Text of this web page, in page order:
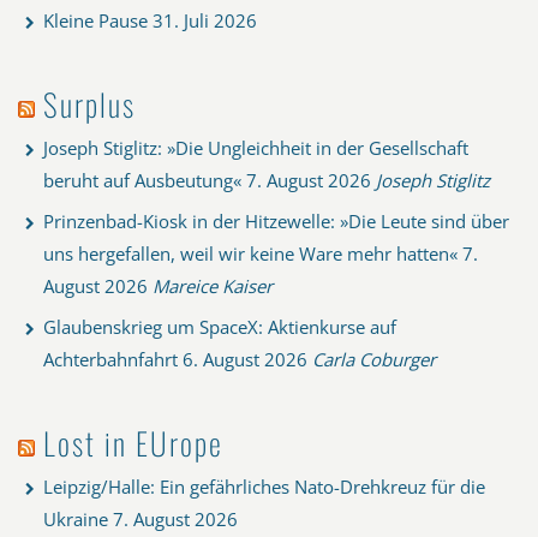
Kleine Pause 31. Juli 2026
Surplus
Joseph Stiglitz: »Die Ungleichheit in der Gesellschaft
beruht auf Ausbeutung« 7. August 2026 Joseph Stiglitz
Prinzenbad-Kiosk in der Hitzewelle: »Die Leute sind über
uns hergefallen, weil wir keine Ware mehr hatten« 7.
August 2026 Mareice Kaiser
Glaubenskrieg um SpaceX: Aktienkurse auf
Achterbahnfahrt 6. August 2026 Carla Coburger
Lost in EUrope
Leipzig/Halle: Ein gefährliches Nato-Drehkreuz für die
Ukraine 7. August 2026